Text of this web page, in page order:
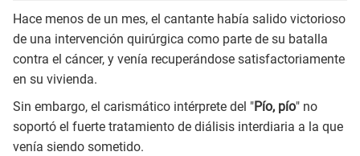
Hace menos de un mes, el cantante había salido victorioso
de una intervención quirúrgica como parte de su batalla
contra el cáncer, y venía recuperándose satisfactoriamente
en su vivienda.
Sin embargo, el carismático intérprete del "Pío, pío" no
soportó el fuerte tratamiento de diálisis interdiaria a la que
venía siendo sometido.